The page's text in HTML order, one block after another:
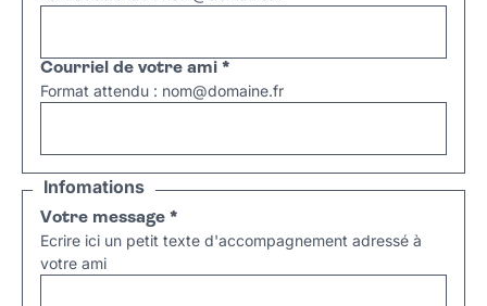
Courriel de votre ami *
Format attendu : nom@domaine.fr
Infomations
Votre message *
Ecrire ici un petit texte d'accompagnement adressé à
votre ami